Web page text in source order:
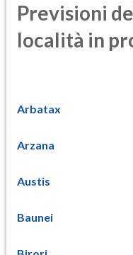
Previsioni
località in
Arbatax
Arzana
Austis
Baunei